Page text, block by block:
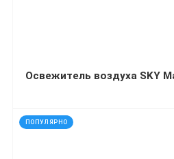
ПОПУЛЯРНО
код: 21967